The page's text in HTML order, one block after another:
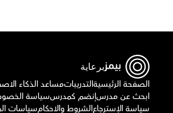
أو اتصل بنا علي
برعاية
الصفحة الرئيسيةالتدريباتمساعد الذكاء
ابحث عن مدرسإنضم كمدرسسياسة
سياسة الإسترجاعالشروط والاحكامسياسات